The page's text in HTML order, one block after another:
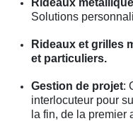
Solutions
Rideaux et grilles
et particuliers.
Gestion de projet:
interlocuteur pour
la fin, de la premier